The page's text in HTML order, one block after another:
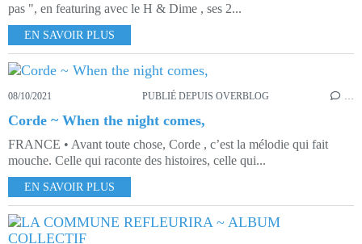
pas ", en featuring avec le H & Dime , ses 2...
EN SAVOIR PLUS
08/10/2021 PUBLIÉ DEPUIS OVERBLOG …
Corde ~ When the night comes,
FRANCE • Avant toute chose, Corde , c’est la mélodie qui fait
mouche. Celle qui raconte des histoires, celle qui...
EN SAVOIR PLUS